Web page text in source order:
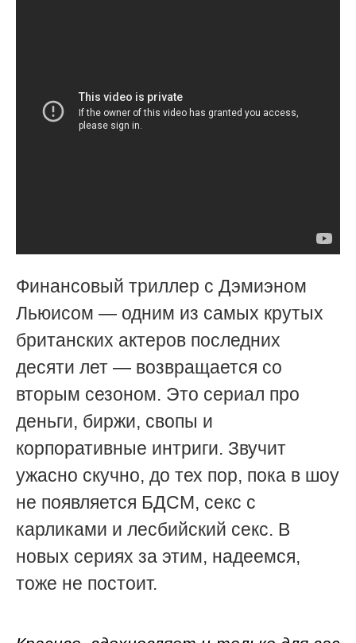
Финансовый триллер с Дэмиэном
Льюисом — одним из самых крутых
британских актеров последних
десяти лет — возвращается со
вторым сезоном. Это сериал про
деньги, биржи, свопы и
корпоративные интриги. Звучит
ужасно скучно, до тех пор, пока в шоу
не появляется БДСМ, секс с
карликами и лесбийский секс. В
новых сериях за этим, надеемся,
тоже не постоит.